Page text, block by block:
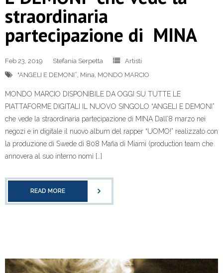
straordinaria
partecipazione di MINA
Feb 23, 2019 Stefania Serpetta
Artisti
"ANGELI E DEMONI”, Mina, MONDO MARCIO
MONDO MARCIO DISPONIBILE DA OGGI SU TUTTE LE
PIATTAFORME DIGITALI IL NUOVO SINGOLO “ANGELI E DEMONI”
che vede la straordinaria partecipazione di MINA Dall’8 marzo nei
negozi e in digitale il nuovo album del rapper “UOMO!” realizzato con
la produzione di Swede di 808 Mafia di Miami (production team che
annovera al suo interno nomi […]
READ MORE